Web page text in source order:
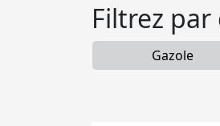
Filtrez
Gazole